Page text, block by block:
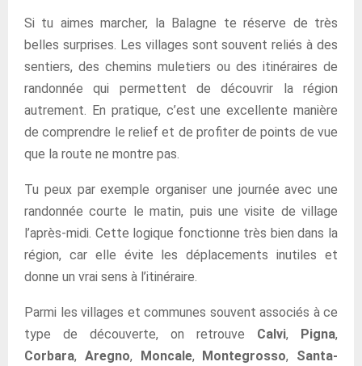
Si tu aimes marcher, la Balagne te réserve de très
belles surprises. Les villages sont souvent reliés à des
sentiers, des chemins muletiers ou des itinéraires de
randonnée qui permettent de découvrir la région
autrement. En pratique, c’est une excellente manière
de comprendre le relief et de profiter de points de vue
que la route ne montre pas.
Tu peux par exemple organiser une journée avec une
randonnée courte le matin, puis une visite de village
l’après-midi. Cette logique fonctionne très bien dans la
région, car elle évite les déplacements inutiles et
donne un vrai sens à l’itinéraire.
Parmi les villages et communes souvent associés à ce
type de découverte, on retrouve Calvi, Pigna,
Corbara, Aregno, Moncale, Montegrosso, Santa-